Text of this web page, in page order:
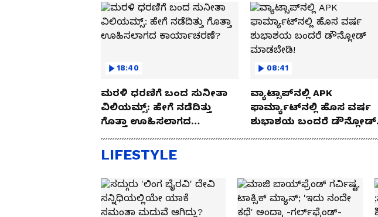
18:40
ಮರಳಿ ಧರಣಿಗೆ ಬಂದ ಸುನೀತಾ
ವಿಲಿಯಮ್ಸ್: ಹೇಗೆ ನಡೆದಿತ್ತು
ಗೊತ್ತಾ ಊಹಿಸಲಾಗದ
ಕಾರ್ಯಾಚರಣೆ?
08:41
ವ್ಯಾಟ್ಸಾಪ್‌ನಲ್ಲಿ APK
ಫಾರ್ಮ್ಯಾಟ್‌ನಲ್ಲಿ ಹೊಸ ವರ್ಷ
ಶುಭಾಶಯ ಬಂದರೆ ಡೌನ್ಲೋಡ್
ಮಾಡಬೇಡಿ!
LIFESTYLE